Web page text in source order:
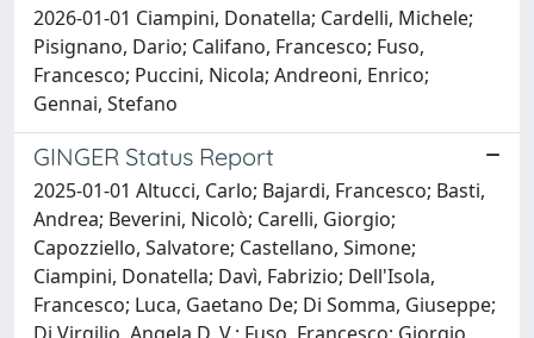
2026-01-01 Ciampini, Donatella; Cardelli, Michele;
Pisignano, Dario; Califano, Francesco; Fuso,
Francesco; Puccini, Nicola; Andreoni, Enrico;
Gennai, Stefano
GINGER Status Report
2025-01-01 Altucci, Carlo; Bajardi, Francesco; Basti,
Andrea; Beverini, Nicolò; Carelli, Giorgio;
Capozziello, Salvatore; Castellano, Simone;
Ciampini, Donatella; Davì, Fabrizio; Dell'Isola,
Francesco; Luca, Gaetano De; Di Somma, Giuseppe;